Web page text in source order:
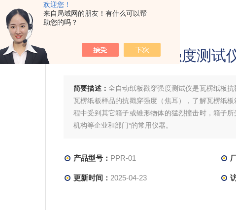
欢迎您！
来自局域网的朋友！有什么可以帮
助您的吗？
> PPR-01全自动纸板戳穿强度测试仪
全自动纸板戳穿强度测试
简要描述： 全自动纸板戳穿强度测试仪是瓦楞纸板
瓦楞纸板样品的抗戳穿强度（焦耳），了解瓦楞纸
程中受到其它箱子或锥形物体的猛烈撞击时，箱子
机构等企业和部门*的常用仪器。
产品型号： PPR-01
更新时间： 2025-04-23